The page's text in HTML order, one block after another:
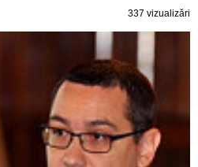
337 vizualizări